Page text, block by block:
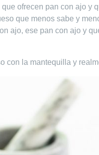
ofrecen pan con ajo y
que menos sabe y
ajo, ese pan con ajo y
con la mantequilla y